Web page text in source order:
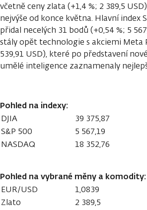
včetně ceny zlata (+1,4 %; 2 389,5
nejvýše od konce května. Hlavní index
přidal necelých 31 bodů (+0,54 %; 5
stály opět technologie s akciemi Meta
539,91 USD), které po představení
umělé inteligence zaznamenaly
Pohled na indexy:
DJIA 39 375,87
S&P 500
5 567,19
NASDAQ
18 352,76
Pohled na vybrané měny a komodity:
EUR/USD 1,0839
Zlato
2 389,5